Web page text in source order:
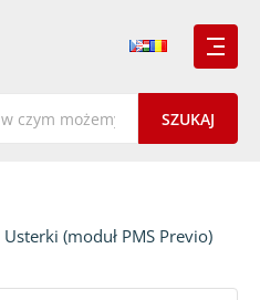
Usterki (moduł PMS Previo)